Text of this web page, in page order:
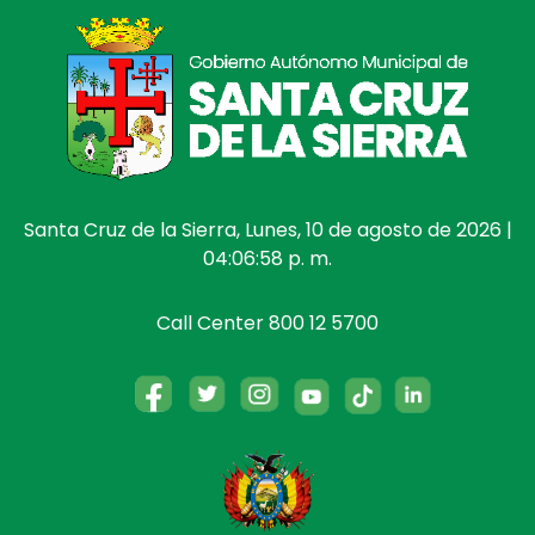
Santa Cruz de la Sierra, Lunes, 10 de agosto de 2026 |
04:06:58 p. m.
Call Center 800 12 5700